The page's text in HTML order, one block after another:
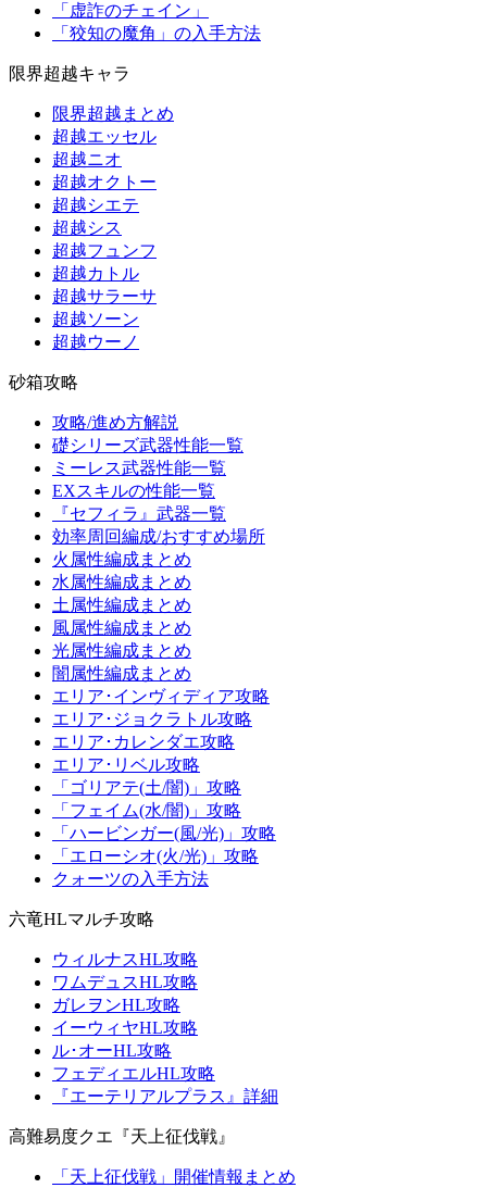
「虚詐のチェイン」
「狡知の魔角」の入手方法
限界超越キャラ
限界超越まとめ
超越エッセル
超越ニオ
超越オクトー
超越シエテ
超越シス
超越フュンフ
超越カトル
超越サラーサ
超越ソーン
超越ウーノ
砂箱攻略
攻略/進め方解説
礎シリーズ武器性能一覧
ミーレス武器性能一覧
EXスキルの性能一覧
『セフィラ』武器一覧
効率周回編成/おすすめ場所
火属性編成まとめ
水属性編成まとめ
土属性編成まとめ
風属性編成まとめ
光属性編成まとめ
闇属性編成まとめ
エリア･インヴィディア攻略
エリア･ジョクラトル攻略
エリア･カレンダエ攻略
エリア･リベル攻略
「ゴリアテ(土/闇)」攻略
「フェイム(水/闇)」攻略
「ハービンガー(風/光)」攻略
「エローシオ(火/光)」攻略
クォーツの入手方法
六竜HLマルチ攻略
ウィルナスHL攻略
ワムデュスHL攻略
ガレヲンHL攻略
イーウィヤHL攻略
ル･オーHL攻略
フェディエルHL攻略
『エーテリアルプラス』詳細
高難易度クエ『天上征伐戦』
「天上征伐戦」開催情報まとめ